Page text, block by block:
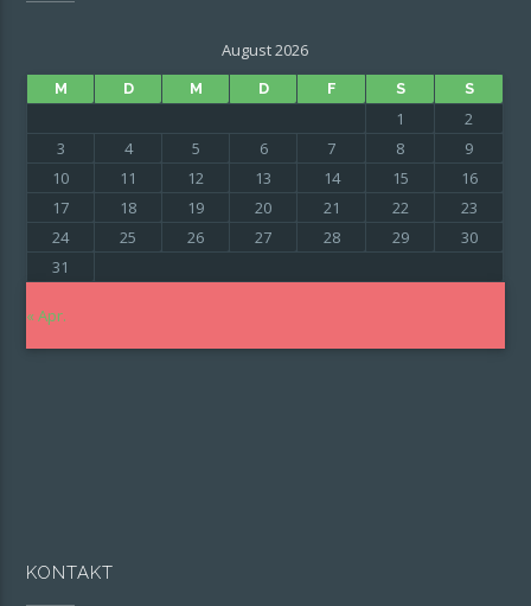
August 2026
M D M D F S S
1
2
3
4 5 6 7 8
9
10
11 12 13 14 15
16
17
18 19 20 21 22
23
24
25 26 27 28 29
30
31
« Apr.
KONTAKT